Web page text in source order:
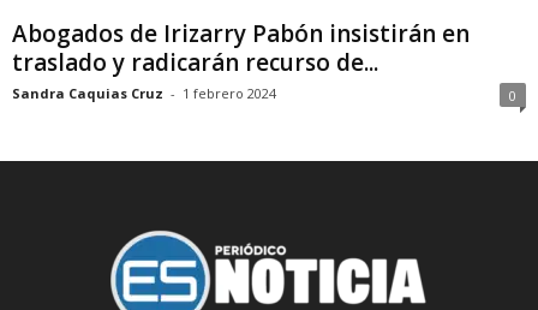
Abogados de Irizarry Pabón insistirán en
traslado y radicarán recurso de...
Sandra Caquias Cruz - 1 febrero 2024 0